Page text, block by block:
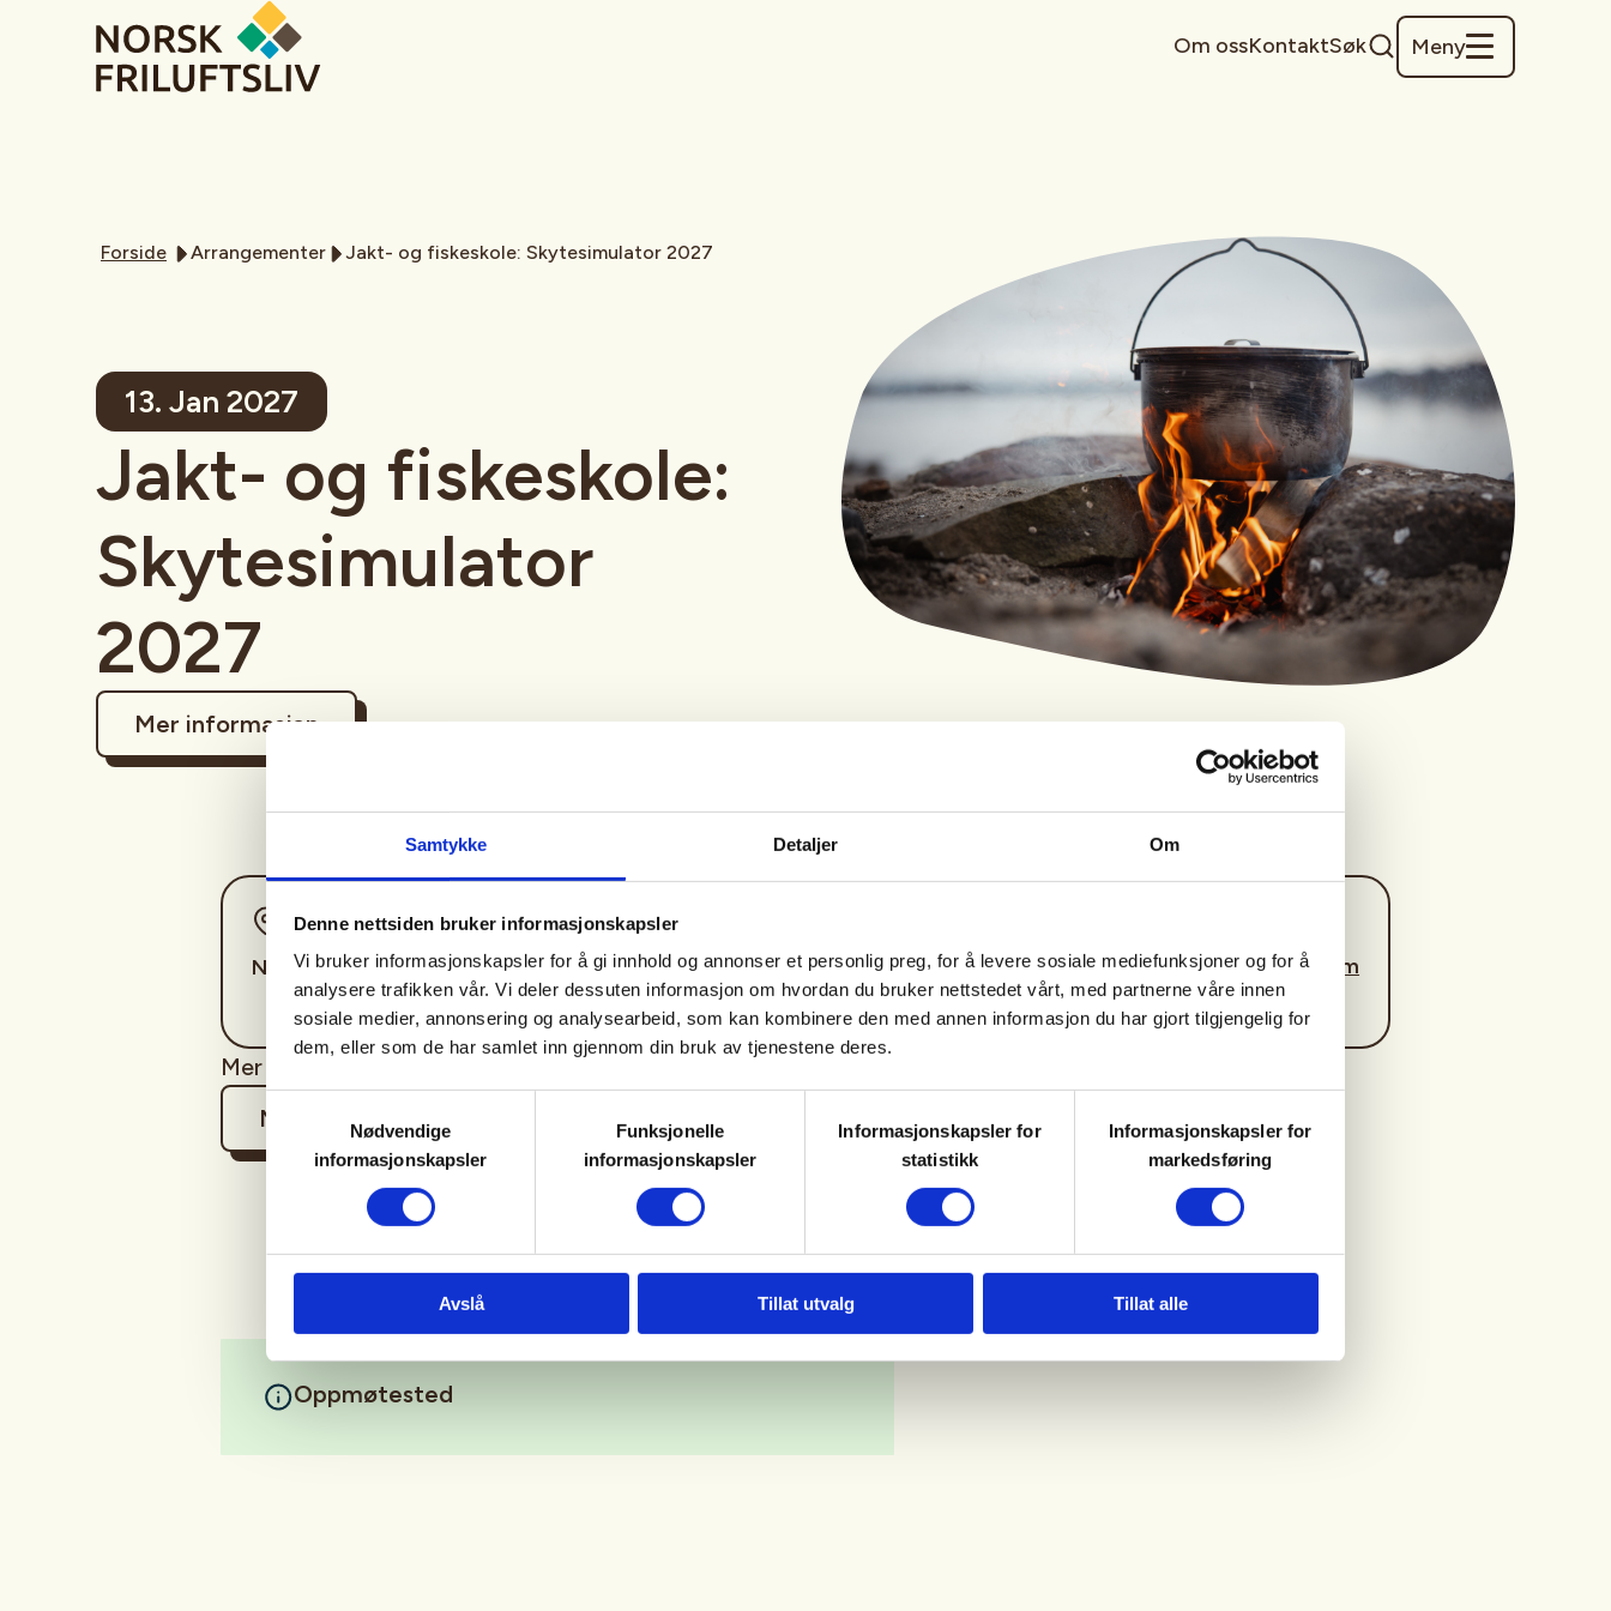
Samtykke Detaljer Om
Denne nettsiden bruker informasjonskapsler
Vi bruker informasjonskapsler for å gi innhold og annonser et personlig preg, for å levere sosiale mediefunksjoner og for å
analysere trafikken vår. Vi deler dessuten informasjon om hvordan du bruker nettstedet vårt, med partnerne våre innen
sosiale medier, annonsering og analysearbeid, som kan kombinere den med annen informasjon du har gjort tilgjengelig for
dem, eller som de har samlet inn gjennom din bruk av tjenestene deres.
Nødvendige
informasjonskapsler
Funksjonelle
informasjonskapsler
Informasjonskapsler for
statistikk
Informasjonskapsler for
markedsføring
Avslå Tillat utvalg Tillat alle
Om ossKontaktSøk Meny
Forside Arrangementer Jakt- og fiskeskole: Skytesimulator 2027
13. Jan 2027
Jakt- og fiskeskole:
Skytesimulator
2027
Mer informasjon
Sted
Nore Og Uvdal
Tid
13. Jan 2027
Kl. 18.00 - 20.00
Våler JFF
sekretaervalerjff@gm
ail.com
Mer info kommer!
Mer informasjon
Oppmøtested